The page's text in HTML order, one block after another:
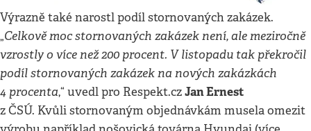
Výrazně také narostl podíl stornovaných zakázek.
„Celkově moc stornovaných zakázek není, ale meziročně
vzrostly o více než 200 procent. V listopadu tak překročil
podíl stornovaných zakázek na nových zakázkách
4 procenta,“ uvedl pro Respekt.czJan Ernest
z ČSÚ. Kvůli stornovaným objednávkám musela omezit